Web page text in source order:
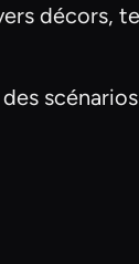
décors,